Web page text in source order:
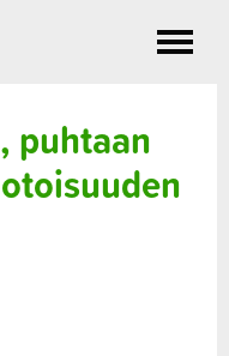
Toggle
puhtaan